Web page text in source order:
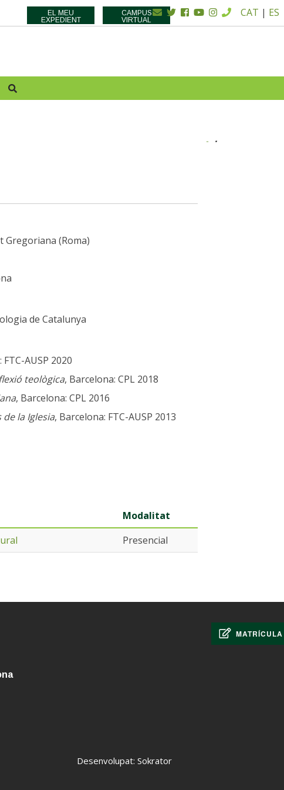
MATRÍCULA
EL MEU
EXPEDIENT
CAMPUS
VIRTUAL
CAT | ES
(Roma)
de Catalunya
AUSP 2020
teològica, Barcelona: CPL 2018
, Barcelona: CPL 2016
la Iglesia, Barcelona: FTC-AUSP 2013
Modalitat
Presencial
Desenvolupat: Sokrator